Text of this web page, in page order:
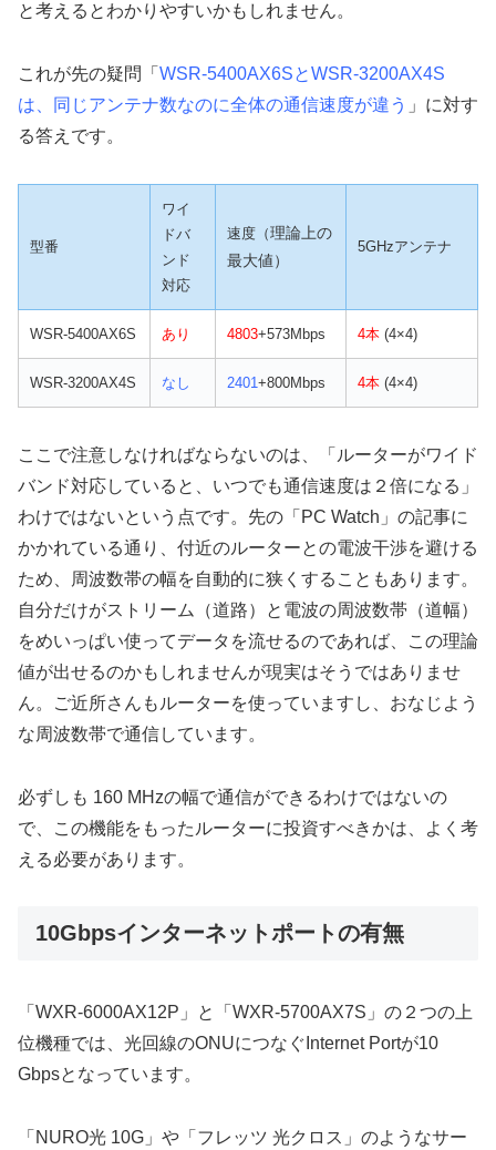
と考えるとわかりやすいかもしれません。
これが先の疑問「 WSR-5400AX6SとWSR-3200AX4S
は、同じアンテナ数なのに全体の通信速度が違う 」に対す
る答えです。
型番
ワイ
ドバ
ンド
対応
速度（理論上の
最大値）
5GHzアンテナ
WSR-5400AX6S あり 4803+573Mbps 4本 (4×4)
WSR-3200AX4S なし 2401 +800Mbps 4本 (4×4)
ここで注意しなければならないのは、「ルーターがワイド
バンド対応していると、いつでも通信速度は２倍になる」
わけではないという点です。先の「PC Watch」の記事に
かかれている通り、付近のルーターとの電波干渉を避ける
ため、周波数帯の幅を自動的に狭くすることもあります。
自分だけがストリーム（道路）と電波の周波数帯（道幅）
をめいっぱい使ってデータを流せるのであれば、この理論
値が出せるのかもしれませんが現実はそうではありませ
ん。ご近所さんもルーターを使っていますし、おなじよう
な周波数帯で通信しています。
必ずしも 160 MHzの幅で通信ができるわけではないの
で、この機能をもったルーターに投資すべきかは、よく考
える必要があります。
10Gbpsインターネットポートの有無
「WXR-6000AX12P」と「WXR-5700AX7S」の２つの上
位機種では、光回線のONUにつなぐInternet Portが10
Gbpsとなっています。
「NURO光 10G」や「フレッツ 光クロス」のようなサー